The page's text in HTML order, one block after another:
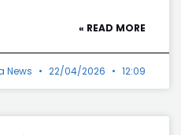
READ MORE »
News 22/04/2026 12:09 م